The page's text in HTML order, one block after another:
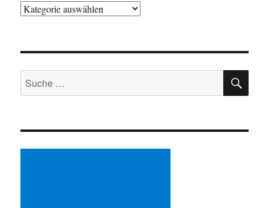
Kategorien
Suche
nach: